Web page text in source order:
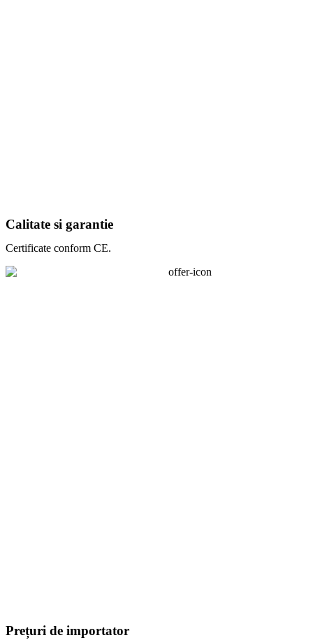
Calitate si garantie
Certificate conform CE.
Prețuri de importator